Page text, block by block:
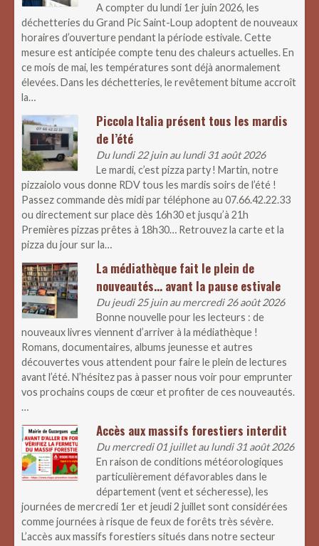
A compter du lundi 1er juin 2026, les
déchetteries du Grand Pic Saint-Loup adoptent de nouveaux
horaires d’ouverture pendant la période estivale. Cette
mesure est anticipée compte tenu des chaleurs actuelles. En
ce mois de mai, les températures sont déjà anormalement
élevées. Dans les déchetteries, le revêtement bitume accroît
la…
Piccola Italia présent tous les mardis
de l’été
Du lundi 22 juin au lundi 31 août 2026
Le mardi, c’est pizza party ! Martin, notre
pizzaiolo vous donne RDV tous les mardis soirs de l’été !
Passez commande dès midi par téléphone au 07.66.42.22.33
ou directement sur place dès 16h30 et jusqu’à 21h
Premières pizzas prêtes à 18h30… Retrouvez la carte et la
pizza du jour sur la…
La médiathèque fait le plein de
nouveautés… avant la pause estivale
Du jeudi 25 juin au mercredi 26 août 2026
Bonne nouvelle pour les lecteurs : de
nouveaux livres viennent d’arriver à la médiathèque !
Romans, documentaires, albums jeunesse et autres
découvertes vous attendent pour faire le plein de lectures
avant l’été. N’hésitez pas à passer nous voir pour emprunter
vos prochains coups de cœur et profiter de ces nouveautés.
…
Accès aux massifs forestiers interdit
Du mercredi 01 juillet au lundi 31 août 2026
En raison de conditions météorologiques
particulièrement défavorables dans le
département (vent et sécheresse), les
journées de mercredi 1er et jeudi 2 juillet sont considérées
comme journées à risque de feux de forêts très sévère.
L’accès aux massifs forestiers situés dans notre secteur